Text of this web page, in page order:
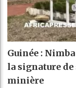
Guinée :
la signature
minière